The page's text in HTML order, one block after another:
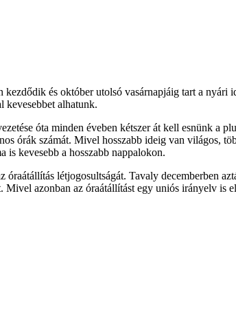
kezdődik és október utolsó vasárnapjáig tart a
kevesebbet alhatunk.
óta minden éveben kétszer át kell esnünk a
órák számát. Mivel hosszabb ideig van világos,
is kevesebb a hosszabb nappalokon.
létjogosultságát. Tavaly decemberben
Mivel azonban az óraátállítást egy uniós irányelv is